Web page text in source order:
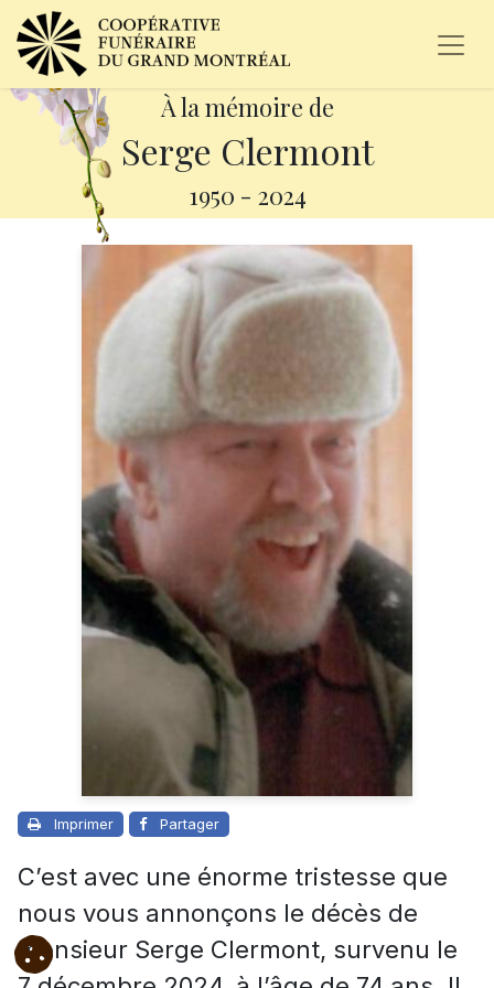
À la mémoire de
Serge Clermont
1950 - 2024
Imprimer Partager
C’est avec une énorme tristesse que
nous vous annonçons le décès de
monsieur Serge Clermont, survenu le